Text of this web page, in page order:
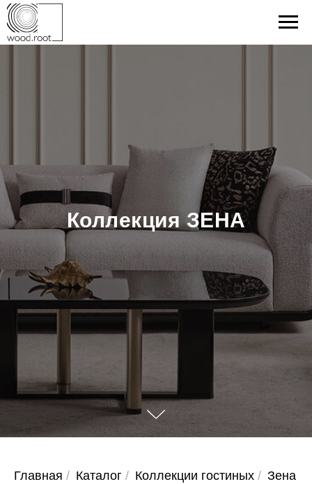
Коллекция ЗЕНА
Главная / Каталог / Коллекции гостиных / Зена